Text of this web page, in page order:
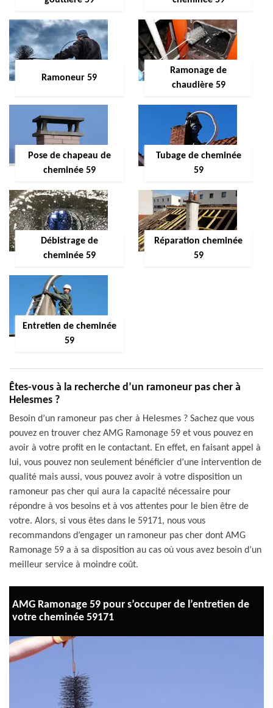
Ramoneur 59
Ramonage de
chaudière 59
Pose de chapeau de
cheminée 59
Tubage de cheminée
59
Débistrage de
cheminée 59
Réparation cheminée
59
Entretien de cheminée
59
Êtes-vous à la recherche d’un ramoneur pas cher à
Helesmes ?
Besoin d’un ramoneur pas cher à Helesmes ? Sachez que vous
pouvez en trouver chez AMG Ramonage 59 et vous pouvez en
avoir à votre profit en le contactant. En effet, en faisant appel à
lui, vous pouvez non seulement bénéficier d’une intervention de
qualité mais aussi, vous pouvez avoir à votre disposition un
ramoneur pas cher qui aura la capacité nécessaire pour
répondre à vos besoins et à vos attentes pour le bien être de
votre. Alors, si vous êtes dans le 59171, nous vous
recommandons d’engager un ramoneur pas cher dont AMG
Ramonage 59 a à sa disposition au cas où vous avez besoin d’un
meilleur service à moindre coût.
AMG Ramonage 59 pour s’occuper de l’entretien de
votre cheminée 59171